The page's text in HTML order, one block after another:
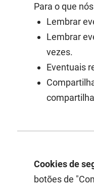
Para o que
Lembrar
Lembrar
vezes.
Eventuais
Cookies de
botões de